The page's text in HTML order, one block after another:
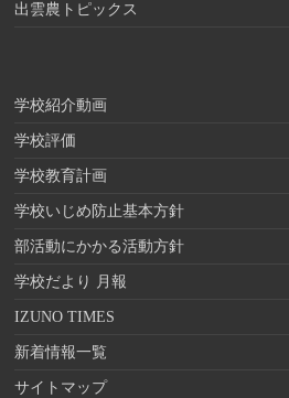
出雲農トピックス
学校紹介動画
学校評価
学校教育計画
学校いじめ防止基本方針
部活動にかかる活動方針
学校だより 月報
IZUNO TIMES
新着情報一覧
サイトマップ